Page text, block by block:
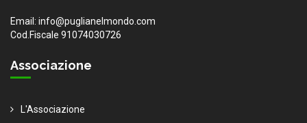
Email: info@puglianelmondo.com
Cod.Fiscale 91074030726
Associazione
L'Associazione